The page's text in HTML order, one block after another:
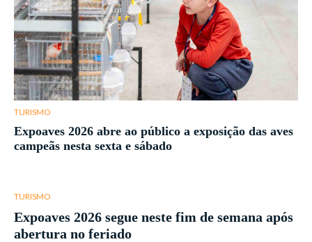
TURISMO
Expoaves 2026 abre ao público a exposição das aves
campeãs nesta sexta e sábado
TURISMO
Expoaves 2026 segue neste fim de semana após
abertura no feriado